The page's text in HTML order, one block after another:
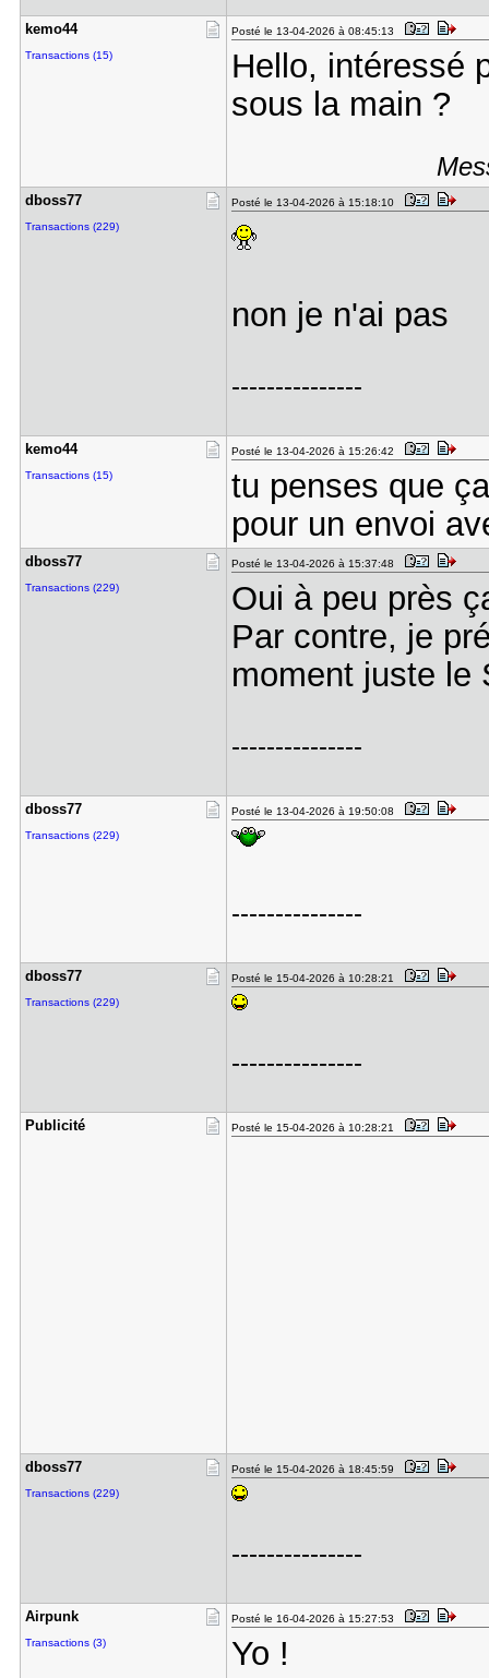
kemo44
Transactions (15)
Posté le 13-04-2026 à 08:45:13
Hello, intéressé
sous la main ?
dboss77
Transactions (229)
Posté le 13-04-2026 à 15:18:10
non je n'ai pas
---------------
kemo44
Transactions (15)
Posté le 13-04-2026 à 15:26:42
tu penses que
pour un envoi
dboss77
Transactions (229)
Posté le 13-04-2026 à 15:37:48
Oui à peu près
Par contre, je
moment juste le
---------------
dboss77
Transactions (229)
Posté le 13-04-2026 à 19:50:08
---------------
dboss77
Transactions (229)
Posté le 15-04-2026 à 10:28:21
---------------
Publicité Posté le 15-04-2026 à 10:28:21
dboss77
Transactions (229)
Posté le 15-04-2026 à 18:45:59
---------------
Airpunk
Transactions (3)
Posté le 16-04-2026 à 15:27:53
Yo !